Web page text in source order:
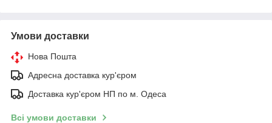
Умови доставки
Нова Пошта
Адресна доставка кур'єром
Доставка кур'єром НП по м. Одеса
Всі умови доставки